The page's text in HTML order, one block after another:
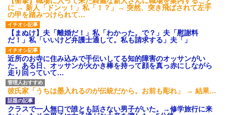
ｗｗｗ
【愕然】白のクラウン俺氏、
高速道路左車線を制限速度で走
った結果wwwwwwwwwwww
百年の恋12-899 食べた量を
張り合ってくる
【悲報】佐藤輝明・・・２軍
でも盛大にやらかす←あまり悲
しませないでくれ
に → 新人「ドンッ！」私「！？」→ 突然、突き飛ばされて左手
の甲を踏みつけられて…
【まぬけ】夫「離婚だ！」私「わかった。で？」夫「慰謝料
だ！」私「いいけど弁護士通して。私も請求する」夫「」
近所のお寺に住み込みで手伝いしてる知的障害のオッサンがい
た。ある日、オッサンが火かき棒を持って顔を真っ赤にしながら
走り回っていて…
彼氏家「うちは墨入れるのが伝統だから。お前も彫れ」 → 結果…
クラスで一人無口で誰とも話さない男子がいた。→修学旅行に来